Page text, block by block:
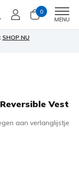
0
MENU
SHOP NU
Vest
aan verlanglijstje